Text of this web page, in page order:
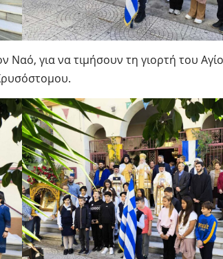
Ναό, για να τιμήσουν τη γιορτή του